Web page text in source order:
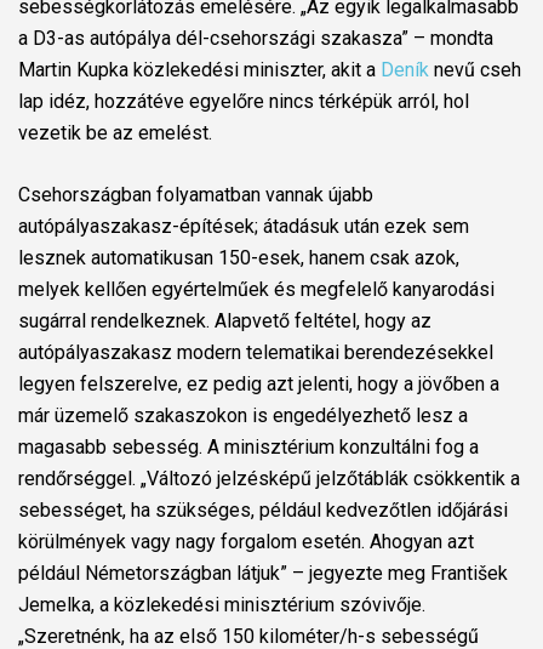
sebességkorlátozás emelésére. „Az egyik legalkalmasabb
a D3-as autópálya dél-csehországi szakasza” – mondta
Martin Kupka közlekedési miniszter, akit a Deník nevű cseh
lap idéz, hozzátéve egyelőre nincs térképük arról, hol
vezetik be az emelést.
Csehországban folyamatban vannak újabb
autópályaszakasz-építések; átadásuk után ezek sem
lesznek automatikusan 150-esek, hanem csak azok,
melyek kellően egyértelműek és megfelelő kanyarodási
sugárral rendelkeznek. Alapvető feltétel, hogy az
autópályaszakasz modern telematikai berendezésekkel
legyen felszerelve, ez pedig azt jelenti, hogy a jövőben a
már üzemelő szakaszokon is engedélyezhető lesz a
magasabb sebesség. A minisztérium konzultálni fog a
rendőrséggel. „Változó jelzésképű jelzőtáblák csökkentik a
sebességet, ha szükséges, például kedvezőtlen időjárási
körülmények vagy nagy forgalom esetén. Ahogyan azt
például Németországban látjuk” – jegyezte meg František
Jemelka, a közlekedési minisztérium szóvivője.
„Szeretnénk, ha az első 150 kilométer/h-s sebességű